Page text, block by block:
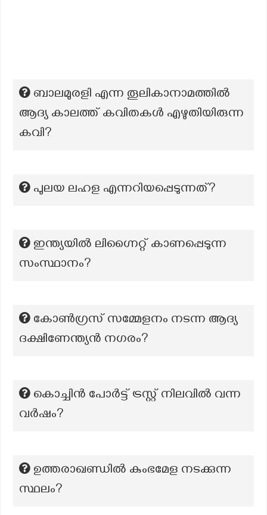
ബാലമുരളി എന്ന തൂലികാനാമത്തിൽ
ആദ്യ കാലത്ത് കവിതകൾ എഴുതിയിരുന്ന
കവി?
പുലയ ലഹള എന്നറിയപ്പെടുന്നത്?
ഇന്ത്യയിൽ ലിഗ്നൈറ്റ് കാണപ്പെടുന്ന
സംസ്ഥാനം?
കോൺഗ്രസ് സമ്മേളനം നടന്ന ആദ്യ
ദക്ഷിണേന്ത്യൻ നഗരം?
കൊച്ചിൻ പോർട്ട് ട്രസ്റ്റ് നിലവിൽ വന്ന
വർഷം?
ഉത്തരാഖണ്ഡിൽ കുംഭമേള നടക്കുന്ന
സ്ഥലം?